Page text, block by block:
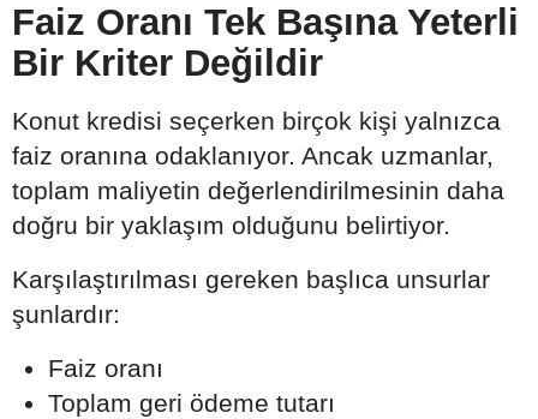
Faiz Oranı Tek Başına Yeterli
Bir Kriter Değildir
Konut kredisi seçerken birçok kişi yalnızca
faiz oranına odaklanıyor. Ancak uzmanlar,
toplam maliyetin değerlendirilmesinin daha
doğru bir yaklaşım olduğunu belirtiyor.
Karşılaştırılması gereken başlıca unsurlar
şunlardır:
Faiz oranı
Toplam geri ödeme tutarı